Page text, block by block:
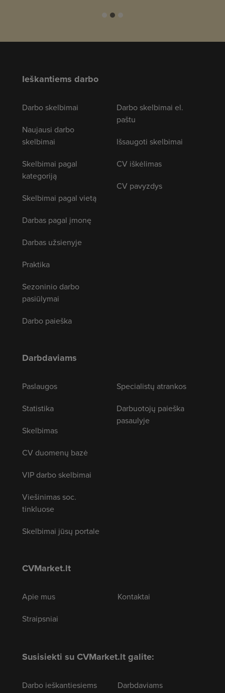
Ieškantiems darbo
Darbo skelbimai
Naujausi darbo
skelbimai
Skelbimai pagal
kategoriją
Skelbimai pagal vietą
Darbas pagal įmonę
Darbas užsienyje
Praktika
Sezoninio darbo
pasiūlymai
Darbo paieška
Darbo skelbimai el.
paštu
Išsaugoti skelbimai
CV iškėlimas
CV pavyzdys
Darbdaviams
Paslaugos
Statistika
Skelbimas
CV duomenų bazė
VIP darbo skelbimai
Viešinimas soc.
tinkluose
Skelbimai jūsų portale
Specialistų atrankos
Darbuotojų paieška
pasaulyje
CVMarket.lt
Apie mus
Straipsniai
Kontaktai
Susisiekti su CVMarket.lt galite:
Darbo ieškantiesiems Darbdaviams